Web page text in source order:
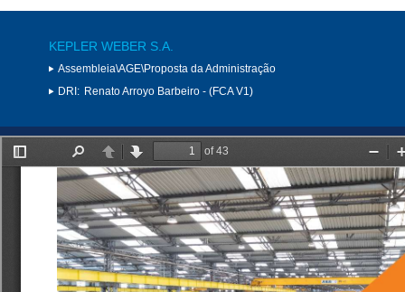
KEPLER WEBER S.A.
Assembleia\AGE\Proposta da Administração
DRI: Renato Arroyo Barbeiro - (FCA V1)